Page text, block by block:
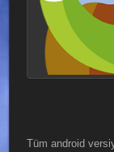
Tüm android